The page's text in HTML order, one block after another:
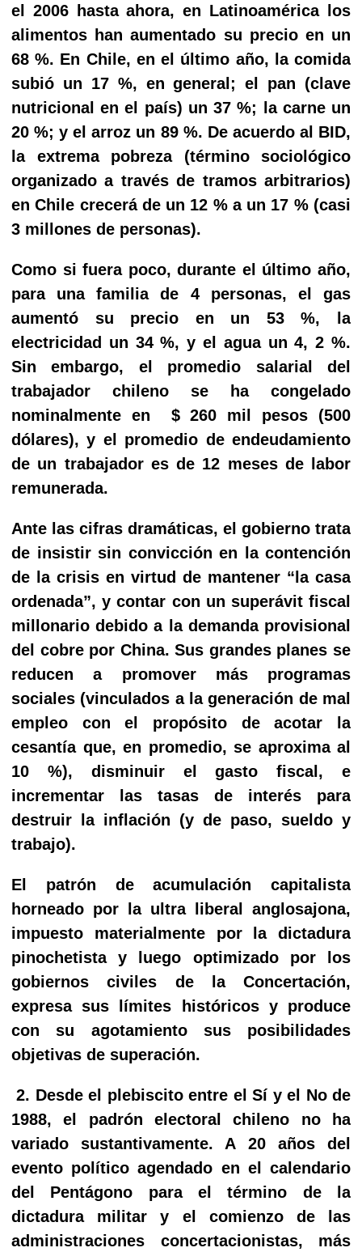
el 2006 hasta ahora, en Latinoamérica los
alimentos han aumentado su precio en un
68 %. En Chile, en el último año, la comida
subió un 17 %, en general; el pan (clave
nutricional en el país) un 37 %; la carne un
20 %; y el arroz un 89 %. De acuerdo al BID,
la extrema pobreza (término sociológico
organizado a través de tramos arbitrarios)
en Chile crecerá de un 12 % a un 17 % (casi
3 millones de personas).
Como si fuera poco, durante el último año,
para una familia de 4 personas, el gas
aumentó su precio en un 53 %, la
electricidad un 34 %, y el agua un 4, 2 %.
Sin embargo, el promedio salarial del
trabajador chileno se ha congelado
nominalmente en $ 260 mil pesos (500
dólares), y el promedio de endeudamiento
de un trabajador es de 12 meses de labor
remunerada.
Ante las cifras dramáticas, el gobierno trata
de insistir sin convicción en la contención
de la crisis en virtud de mantener “la casa
ordenada”, y contar con un superávit fiscal
millonario debido a la demanda provisional
del cobre por China. Sus grandes planes se
reducen a promover más programas
sociales (vinculados a la generación de mal
empleo con el propósito de acotar la
cesantía que, en promedio, se aproxima al
10 %), disminuir el gasto fiscal, e
incrementar las tasas de interés para
destruir la inflación (y de paso, sueldo y
trabajo).
El patrón de acumulación capitalista
horneado por la ultra liberal anglosajona,
impuesto materialmente por la dictadura
pinochetista y luego optimizado por los
gobiernos civiles de la Concertación,
expresa sus límites históricos y produce
con su agotamiento sus posibilidades
objetivas de superación.
2. Desde el plebiscito entre el Sí y el No de
1988, el padrón electoral chileno no ha
variado sustantivamente. A 20 años del
evento político agendado en el calendario
del Pentágono para el término de la
dictadura militar y el comienzo de las
administraciones concertacionistas, más